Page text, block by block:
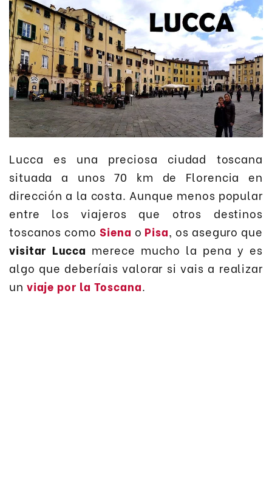
Lucca es una preciosa ciudad toscana
situada a unos 70 km de Florencia en
dirección a la costa. Aunque menos popular
entre los viajeros que otros destinos
toscanos como Siena o Pisa, os aseguro que
visitar Lucca merece mucho la pena y es
algo que deberíais valorar si vais a realizar
un viaje por la Toscana.